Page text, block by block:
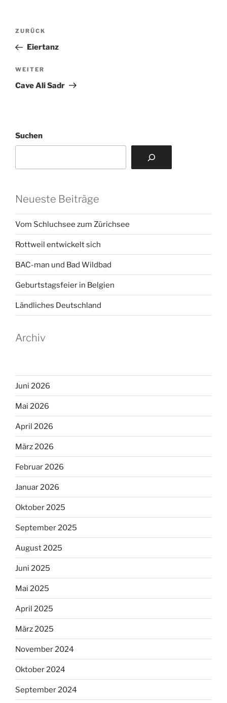
Beitragsnavigation
Vorheriger
Beitrag
ZURÜCK
Eiertanz
Nächster
Beitrag
WEITER
Cave Ali Sadr
Suchen
Neueste Beiträge
Vom Schluchsee zum Zürichsee
Rottweil entwickelt sich
BAC-man und Bad Wildbad
Geburtstagsfeier in Belgien
Ländliches Deutschland
Archiv
Juni 2026
Mai 2026
April 2026
März 2026
Februar 2026
Januar 2026
Oktober 2025
September 2025
August 2025
Juni 2025
Mai 2025
April 2025
März 2025
November 2024
Oktober 2024
September 2024